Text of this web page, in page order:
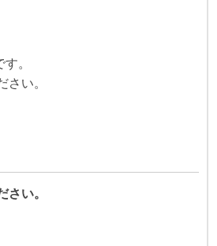
す。
さい。
さい。